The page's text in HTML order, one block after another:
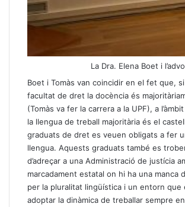
La Dra. Elena Boet i
Boet i Tomàs van coincidir en el fet que,
facultat de dret la docència és
(Tomàs va fer la carrera a la UPF), a
la llengua de treball majoritària és el
graduats de dret es veuen obligats a fer
llengua. Aquests graduats també es
d’adreçar a una Administració de justícia
marcadament estatal on hi ha una manca
per la pluralitat lingüística i un entorn que
adoptar la dinàmica de treballar sempre